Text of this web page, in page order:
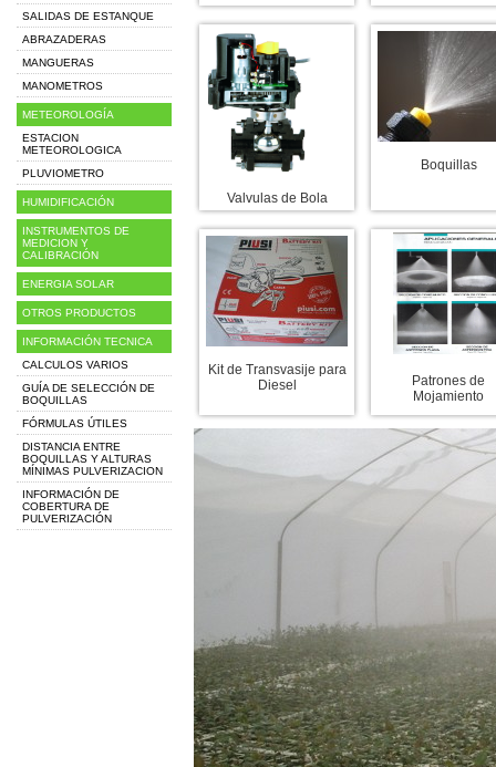
Valvulas de Bola
Boquillas
Kit de Transvasije para
Diesel
Patrones de
Mojamiento
SALIDAS DE ESTANQUE
ABRAZADERAS
MANGUERAS
MANOMETROS
METEOROLOGÍA
ESTACION
METEOROLOGICA
PLUVIOMETRO
HUMIDIFICACIÓN
INSTRUMENTOS DE
MEDICION Y
CALIBRACIÓN
ENERGIA SOLAR
OTROS PRODUCTOS
INFORMACIÓN TECNICA
CALCULOS VARIOS
GUÍA DE SELECCIÓN DE
BOQUILLAS
FÓRMULAS ÚTILES
DISTANCIA ENTRE
BOQUILLAS Y ALTURAS
MÍNIMAS PULVERIZACION
INFORMACIÓN DE
COBERTURA DE
PULVERIZACIÓN